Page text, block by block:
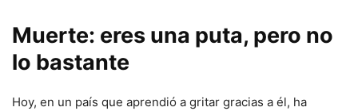
Muerte: eres una puta, pero no
lo bastante
Hoy, en un país que aprendió a gritar gracias a él, ha